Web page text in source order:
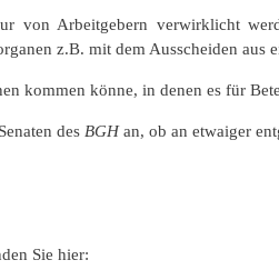
von Arbeitgebern verwirklicht
z.B. mit dem Ausscheiden
kommen könne, in denen es für
des BGHan, ob an etwaiger
Sie hier: